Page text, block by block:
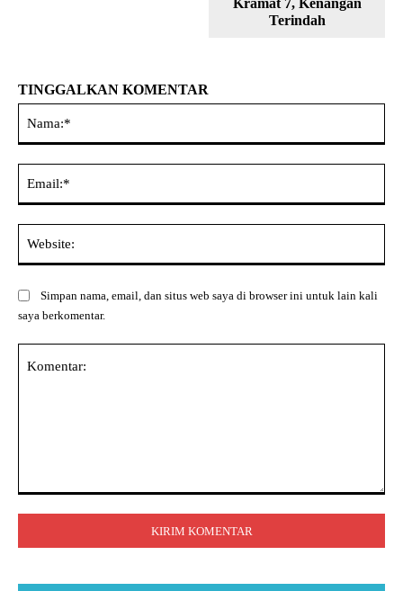
Terindah
TINGGALKAN KOMENTAR
Simpan nama, email, dan situs web saya di browser ini untuk lain kali
saya berkomentar.